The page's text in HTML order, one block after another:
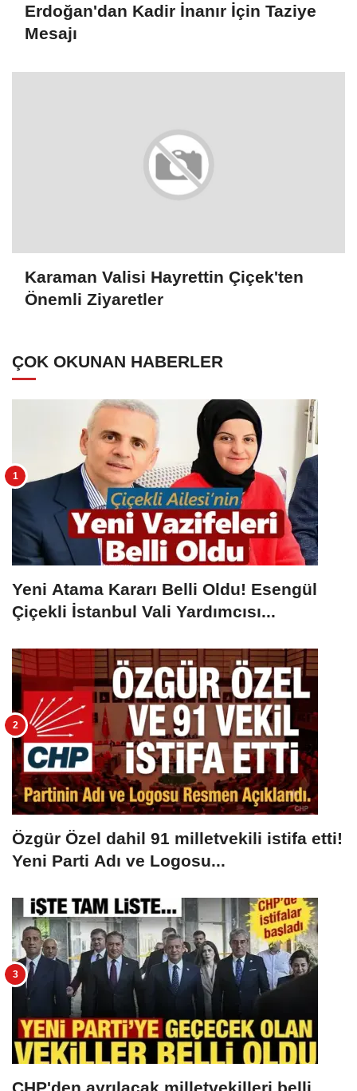
Erdoğan'dan Kadir İnanır İçin Taziye
Mesajı
Karaman Valisi Hayrettin Çiçek'ten
Önemli Ziyaretler
ÇOK OKUNAN HABERLER
Yeni Atama Kararı Belli Oldu! Esengül
Çiçekli İstanbul Vali Yardımcısı...
Özgür Özel dahil 91 milletvekili istifa etti!
Yeni Parti Adı ve Logosu...